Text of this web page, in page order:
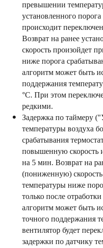
превышении
установленного
происходит
Возврат на ранее
скорость произойдет
ниже порога
алгоритм может быть
поддержания
°С. При этом
редкими.
Задержка по таймеру
температуры воздуха
срабатывания
повышенную скорость
на 5 мин. Возврат на
(пониженную)
температуры ниже
только после
алгоритм может быть
точного поддержания
вентилятор будет
задержки по датчику